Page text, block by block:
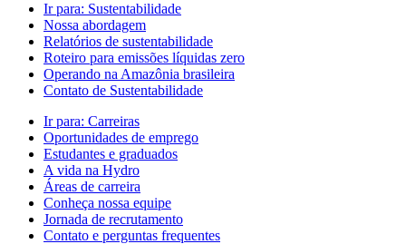
Ir para: Sustentabilidade
Nossa abordagem
Relatórios de sustentabilidade
Roteiro para emissões líquidas zero
Operando na Amazônia brasileira
Contato de Sustentabilidade
Ir para: Carreiras
Oportunidades de emprego
Estudantes e graduados
A vida na Hydro
Áreas de carreira
Conheça nossa equipe
Jornada de recrutamento
Contato e perguntas frequentes